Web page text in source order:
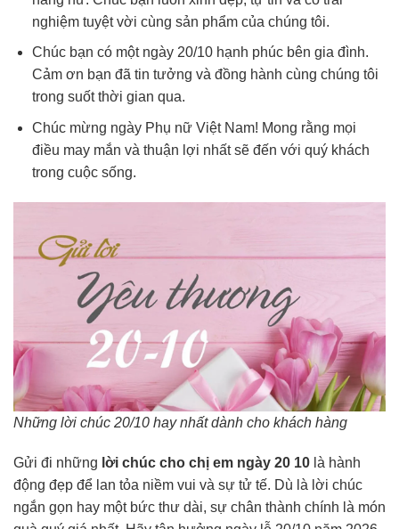
nghiệm tuyệt vời cùng sản phẩm của chúng tôi.
Chúc bạn có một ngày 20/10 hạnh phúc bên gia đình.
Cảm ơn bạn đã tin tưởng và đồng hành cùng chúng tôi
trong suốt thời gian qua.
Chúc mừng ngày Phụ nữ Việt Nam! Mong rằng mọi
điều may mắn và thuận lợi nhất sẽ đến với quý khách
trong cuộc sống.
Những lời chúc 20/10 hay nhất dành cho khách hàng
Gửi đi những lời chúc cho chị em ngày 20 10 là hành
động đẹp để lan tỏa niềm vui và sự tử tế. Dù là lời chúc
ngắn gọn hay một bức thư dài, sự chân thành chính là món